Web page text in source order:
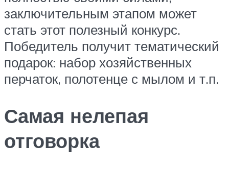
заключительным этапом может
стать этот полезный конкурс.
Победитель получит тематический
подарок: набор хозяйственных
перчаток, полотенце с мылом и т.п.
Самая нелепая
отговорка